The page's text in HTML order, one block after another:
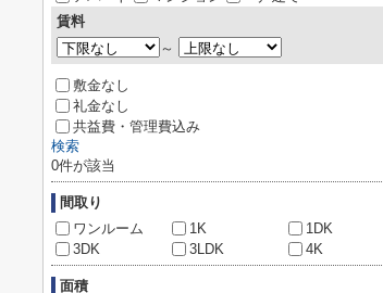
賃料
～
敷金なし
礼金なし
共益費・管理費込み
検索
0件が該当
間取り
ワンルーム
1K 1DK
3DK
3LDK 4K
面積